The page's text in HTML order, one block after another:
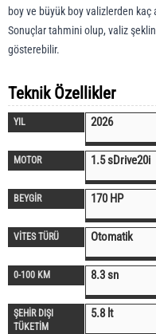
boy ve büyük boy valizlerden kaç
Sonuçlar tahmini olup, valiz
gösterebilir.
Teknik Özellikler
YIL 2026
MOTOR 1.5 sDrive20i
BEYGİR 170 HP
VİTES TÜRÜ Otomatik
0-100 KM 8.3 sn
ŞEHİR DIŞI
TÜKETİM
5.8 lt